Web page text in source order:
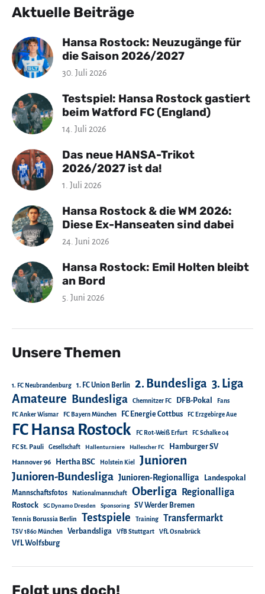
Aktuelle Beiträge
Hansa Rostock: Neuzugänge für
die Saison 2026/2027
30. Juli 2026
Testspiel: Hansa Rostock gastiert
beim Watford FC (England)
14. Juli 2026
Das neue HANSA-Trikot
2026/2027 ist da!
1. Juli 2026
Hansa Rostock & die WM 2026:
Diese Ex-Hanseaten sind dabei
24. Juni 2026
Hansa Rostock: Emil Holten bleibt
an Bord
5. Juni 2026
Unsere Themen
1. FC Neubrandenburg 1. FC Union Berlin 2. Bundesliga 3. Liga
Amateure Bundesliga Chemnitzer FC DFB-Pokal Fans
FC Anker Wismar FC Bayern München FC Energie Cottbus FC Erzgebirge Aue
FC Hansa Rostock FC Rot-Weiß Erfurt FC Schalke 04
FC St. Pauli Gesellschaft Hallenturniere Hallescher FC Hamburger SV
Hannover 96 Hertha BSC Holstein Kiel Junioren
Junioren-Bundesliga Junioren-Regionalliga
Landespokal
Mannschaftsfotos
Nationalmannschaft Oberliga Regionalliga
Rostock SG Dynamo Dresden Sponsoring SV Werder Bremen
Tennis Borussia Berlin Testspiele Training Transfermarkt
TSV 1860 München Verbandsliga VfB Stuttgart VfL Osnabrück
VfL Wolfsburg
Folgt uns doch!